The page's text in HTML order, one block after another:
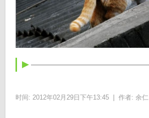
时间: 2012年02月29日下午13:45 |作者:余仁